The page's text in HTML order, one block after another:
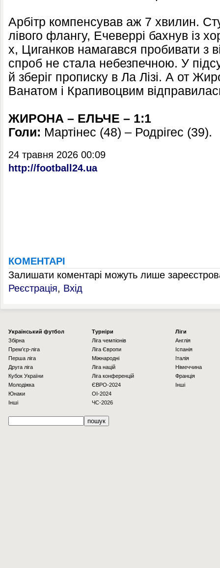
Арбітр компенсував аж 7 хвилин.
лівого флангу, Ечеверрі бахнув із
х, Циганков намагався пробивати з
спроб не стала небезпечною. У
й зберіг прописку в Ла Лізі. А от
Ванатом і Крапивоцвим
ЖИРОНА – ЕЛЬЧЕ – 1:1
Голи: Мартінес (48) – Родрігес (39).
24 травня 2026 00:09
http://football24.ua
КОМЕНТАРІ
Залишати коментарі можуть лише
Реєстрація, Вхід
Українcький футбол
Збірна
Прем'єр-ліга
Перша ліга
Друга ліга
Кубок України
Молодіжка
Юнаки
Інші
Турніри
Ліга чемпіонів
Ліга Європи
Міжнародні
Ліга націй
Ліга конференцій
ЄВРО-2024
OI-2024
ЧС-2026
Ліги
Англія
Іспанія
Італія
Німеччина
Франція
Інші